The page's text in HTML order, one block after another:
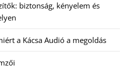
biztonság, kényelem és
a Kácsa Audió a megoldás